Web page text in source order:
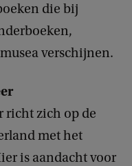
die bij
verschijnen.
richt zich op de
met het
is aandacht voor